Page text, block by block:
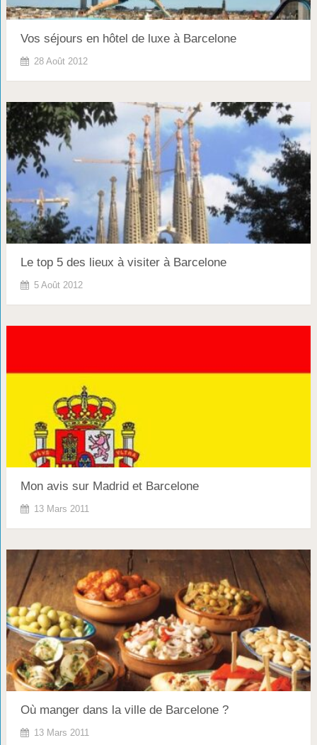
Vos séjours en hôtel de luxe à Barcelone
28 Août 2012
Le top 5 des lieux à visiter à Barcelone
5 Août 2012
Mon avis sur Madrid et Barcelone
13 Mars 2011
Où manger dans la ville de Barcelone ?
13 Mars 2011